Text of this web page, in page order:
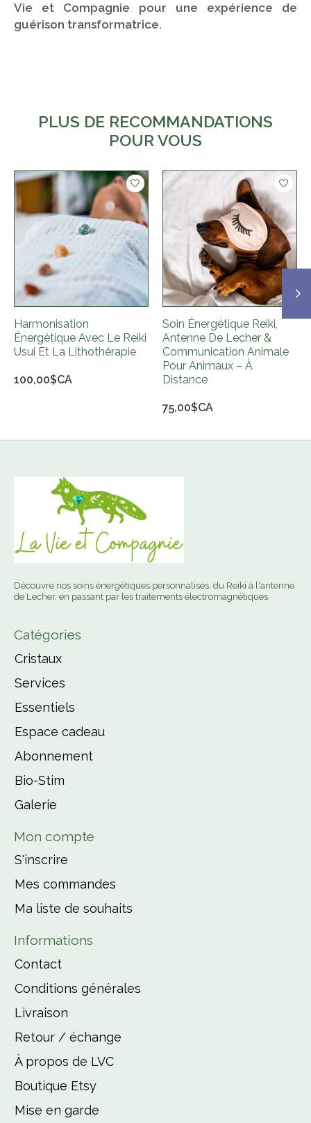
Vie et Compagnie pour une expérience de
guérison transformatrice.
PLUS DE RECOMMANDATIONS
POUR VOUS
Articles du carrousel de produits
100,00$CA
Harmonisation
Énergétique Avec Le Reiki
Usui Et La Lithothérapie
75,00$CA
Soin Énergétique Reiki,
Antenne De Lecher &
Communication Animale
Pour Animaux – À
Distance
Découvre nos soins énergétiques personnalisés, du Reiki à l'antenne
de Lecher, en passant par les traitements électromagnétiques.
Catégories
Cristaux
Services
Essentiels
Espace cadeau
Abonnement
Bio-Stim
Galerie
Mon compte
S'inscrire
Mes commandes
Ma liste de souhaits
Informations
Contact
Conditions générales
Livraison
Retour / échange
À propos de LVC
Boutique Etsy
Mise en garde